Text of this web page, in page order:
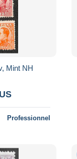
Mint NH
Professionnel